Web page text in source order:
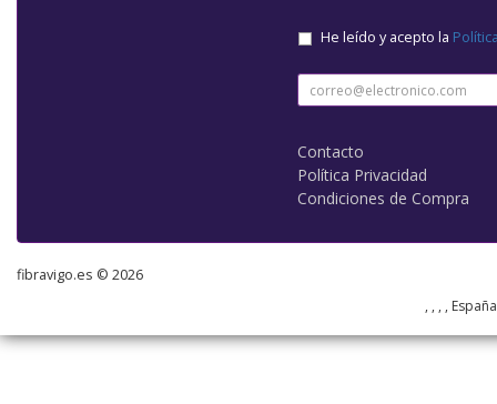
He leído y acepto la
Contacto
Política Privacidad
Condiciones de Compra
fibravigo.es © 2026
, , , ,